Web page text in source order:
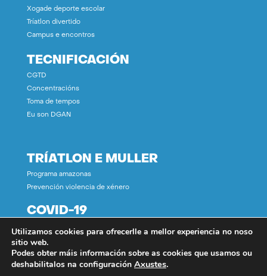
Xogade deporte escolar
Tríatlon divertido
Campus e encontros
TECNIFICACIÓN
CGTD
Concentracións
Toma de tempos
Eu son DGAN
TRÍATLON E MULLER
Programa amazonas
Prevención violencia de xénero
COVID-19
CONTACTO
Utilizamos cookies para ofrecerlle a mellor experiencia no noso
sitio web.
Podes obter máis información sobre as cookies que usamos ou
deshabilitalos na configuración Axustes.